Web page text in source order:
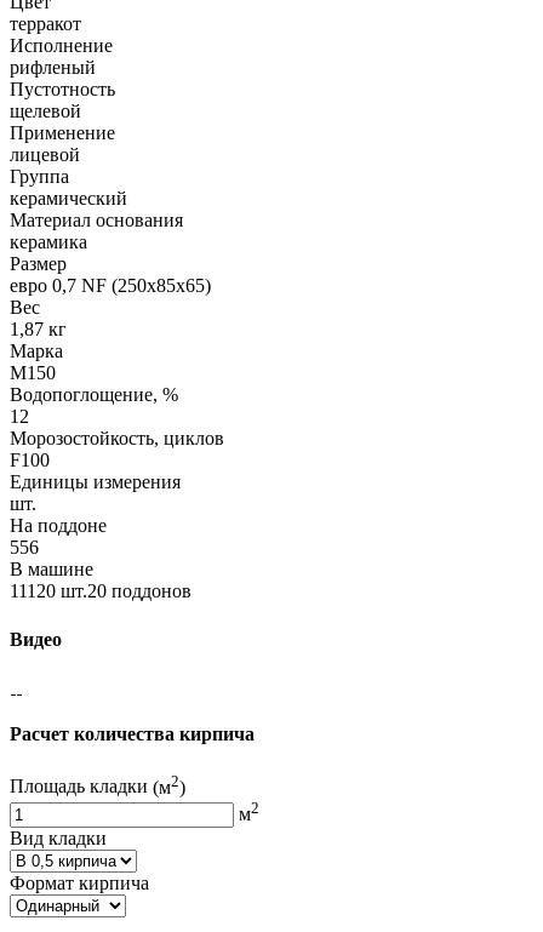
терракот
Исполнение
рифленый
Пустотность
щелевой
Применение
лицевой
Группа
керамический
Материал основания
керамика
Размер
евро 0,7 NF (250х85х65)
Вес
1,87 кг
Марка
М150
Водопоглощение, %
12
Морозостойкость, циклов
F100
Единицы измерения
шт.
На поддоне
556
В машине
11120 шт.20 поддонов
Видео
Расчет количества кирпича
Площадь кладки (м2)
м2
Вид кладки
Формат кирпича